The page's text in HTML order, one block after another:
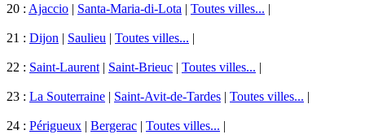
20 : Ajaccio | Santa-Maria-di-Lota | Toutes villes... |
21 : Dijon | Saulieu | Toutes villes... |
22 : Saint-Laurent | Saint-Brieuc | Toutes villes... |
23 : La Souterraine | Saint-Avit-de-Tardes | Toutes villes... |
24 : Périgueux | Bergerac | Toutes villes... |